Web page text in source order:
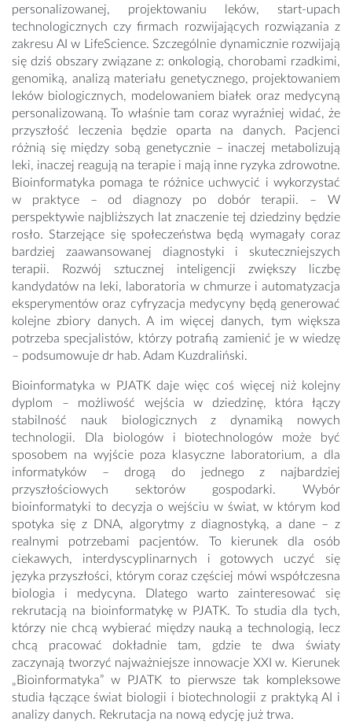
personalizowanej, projektowaniu leków, start-upach
technologicznych czy firmach rozwijających rozwiązania z
zakresu AI w LifeScience. Szczególnie dynamicznie rozwijają
się dziś obszary związane z: onkologią, chorobami rzadkimi,
genomiką, analizą materiału genetycznego, projektowaniem
leków biologicznych, modelowaniem białek oraz medycyną
personalizowaną. To właśnie tam coraz wyraźniej widać, że
przyszłość leczenia będzie oparta na danych. Pacjenci
różnią się między sobą genetycznie – inaczej metabolizują
leki, inaczej reagują na terapie i mają inne ryzyka zdrowotne.
Bioinformatyka pomaga te różnice uchwycić i wykorzystać
w praktyce – od diagnozy po dobór terapii. – W
perspektywie najbliższych lat znaczenie tej dziedziny będzie
rosło. Starzejące się społeczeństwa będą wymagały coraz
bardziej zaawansowanej diagnostyki i skuteczniejszych
terapii. Rozwój sztucznej inteligencji zwiększy liczbę
kandydatów na leki, laboratoria w chmurze i automatyzacja
eksperymentów oraz cyfryzacja medycyny będą generować
kolejne zbiory danych. A im więcej danych, tym większa
potrzeba specjalistów, którzy potrafią zamienić je w wiedzę
– podsumowuje dr hab. Adam Kuzdraliński.
Bioinformatyka w PJATK daje więc coś więcej niż kolejny
dyplom – możliwość wejścia w dziedzinę, która łączy
stabilność nauk biologicznych z dynamiką nowych
technologii. Dla biologów i biotechnologów może być
sposobem na wyjście poza klasyczne laboratorium, a dla
informatyków – drogą do jednego z najbardziej
przyszłościowych sektorów gospodarki. Wybór
bioinformatyki to decyzja o wejściu w świat, w którym kod
spotyka się z DNA, algorytmy z diagnostyką, a dane – z
realnymi potrzebami pacjentów. To kierunek dla osób
ciekawych, interdyscyplinarnych i gotowych uczyć się
języka przyszłości, którym coraz częściej mówi współczesna
biologia i medycyna. Dlatego warto zainteresować się
rekrutacją na bioinformatykę w PJATK. To studia dla tych,
którzy nie chcą wybierać między nauką a technologią, lecz
chcą pracować dokładnie tam, gdzie te dwa światy
zaczynają tworzyć najważniejsze innowacje XXI w. Kierunek
„Bioinformatyka” w PJATK to pierwsze tak kompleksowe
studia łączące świat biologii i biotechnologii z praktyką AI i
analizy danych. Rekrutacja na nową edycję już trwa.